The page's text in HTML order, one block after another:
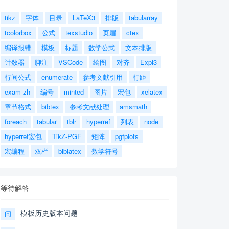
tikz 字体 目录 LaTeX3 排版
tabularray
tcolorbox
公式 texstudio 页眉
ctex
编译报错
模板 标题 数学公式
文本排版
计数器
脚注 VSCode 绘图 对齐
Expl3
行间公式
enumerate 参考文献引用
行距
exam-zh
编号 minted 图片 宏包
xelatex
章节格式
bibtex 参考文献处理
amsmath
foreach
tabular tblr hyperref 列表
node
hyperref宏包
TikZ-PGF 矩阵
pgfplots
宏编程
双栏 biblatex 数学符号
等待解答
问 模板历史版本问题